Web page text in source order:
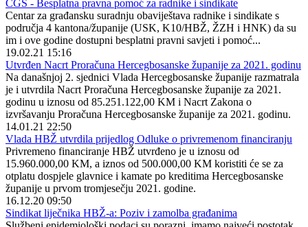
CGS - Besplatna pravna pomoć za radnike i sindikate
Centar za građansku suradnju obaviještava radnike i sindikate s
područja 4 kantona/županije (USK, K10/HBŽ, ŽZH i HNK) da su
im i ove godine dostupni besplatni pravni savjeti i pomoć...
19.02.21 15:16
Utvrđen Nacrt Proračuna Hercegbosanske županije za 2021. godinu
Na današnjoj 2. sjednici Vlada Hercegbosanske županije razmatrala
je i utvrdila Nacrt Proračuna Hercegbosanske županije za 2021.
godinu u iznosu od 85.251.122,00 KM i Nacrt Zakona o
izvršavanju Proračuna Hercegbosanske županije za 2021. godinu.
14.01.21 22:50
Vlada HBŽ utvrdila prijedlog Odluke o privremenom financiranju
Privremeno financiranje HBŽ utvrđeno je u iznosu od
15.960.000,00 KM, a iznos od 500.000,00 KM koristiti će se za
otplatu dospjele glavnice i kamate po kreditima Hercegbosanske
županije u prvom tromjesečju 2021. godine.
16.12.20 09:50
Sindikat liječnika HBŽ-a: Poziv i zamolba građanima